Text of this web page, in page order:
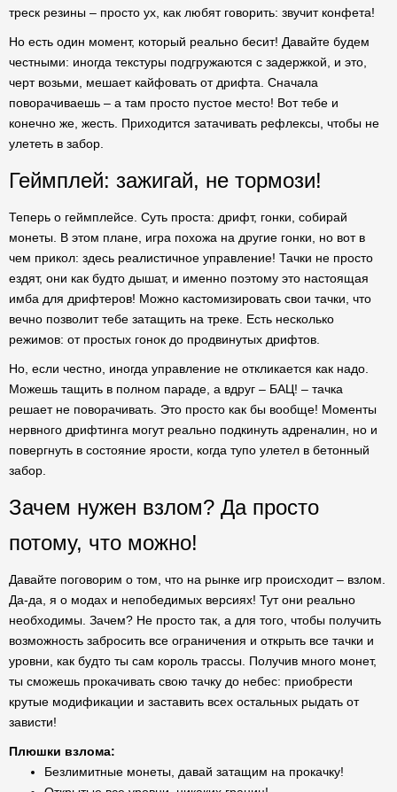
треск резины – просто ух, как любят говорить: звучит конфета!
Но есть один момент, который реально бесит! Давайте будем
честными: иногда текстуры подгружаются с задержкой, и это,
черт возьми, мешает кайфовать от дрифта. Сначала
поворачиваешь – а там просто пустое место! Вот тебе и
конечно же, жесть. Приходится затачивать рефлексы, чтобы не
улететь в забор.
Геймплей: зажигай, не тормози!
Теперь о геймплейсе. Суть проста: дрифт, гонки, собирай
монеты. В этом плане, игра похожа на другие гонки, но вот в
чем прикол: здесь реалистичное управление! Тачки не просто
ездят, они как будто дышат, и именно поэтому это настоящая
имба для дрифтеров! Можно кастомизировать свои тачки, что
вечно позволит тебе затащить на треке. Есть несколько
режимов: от простых гонок до продвинутых дрифтов.
Но, если честно, иногда управление не откликается как надо.
Можешь тащить в полном параде, а вдруг – БАЦ! – тачка
решает не поворачивать. Это просто как бы вообще! Моменты
нервного дрифтинга могут реально подкинуть адреналин, но и
повергнуть в состояние ярости, когда тупо улетел в бетонный
забор.
Зачем нужен взлом? Да просто
потому, что можно!
Давайте поговорим о том, что на рынке игр происходит – взлом.
Да-да, я о модах и непобедимых версиях! Тут они реально
необходимы. Зачем? Не просто так, а для того, чтобы получить
возможность забросить все ограничения и открыть все тачки и
уровни, как будто ты сам король трассы. Получив много монет,
ты сможешь прокачивать свою тачку до небес: приобрести
крутые модификации и заставить всех остальных рыдать от
зависти!
Плюшки взлома:
Безлимитные монеты, давай затащим на прокачку!